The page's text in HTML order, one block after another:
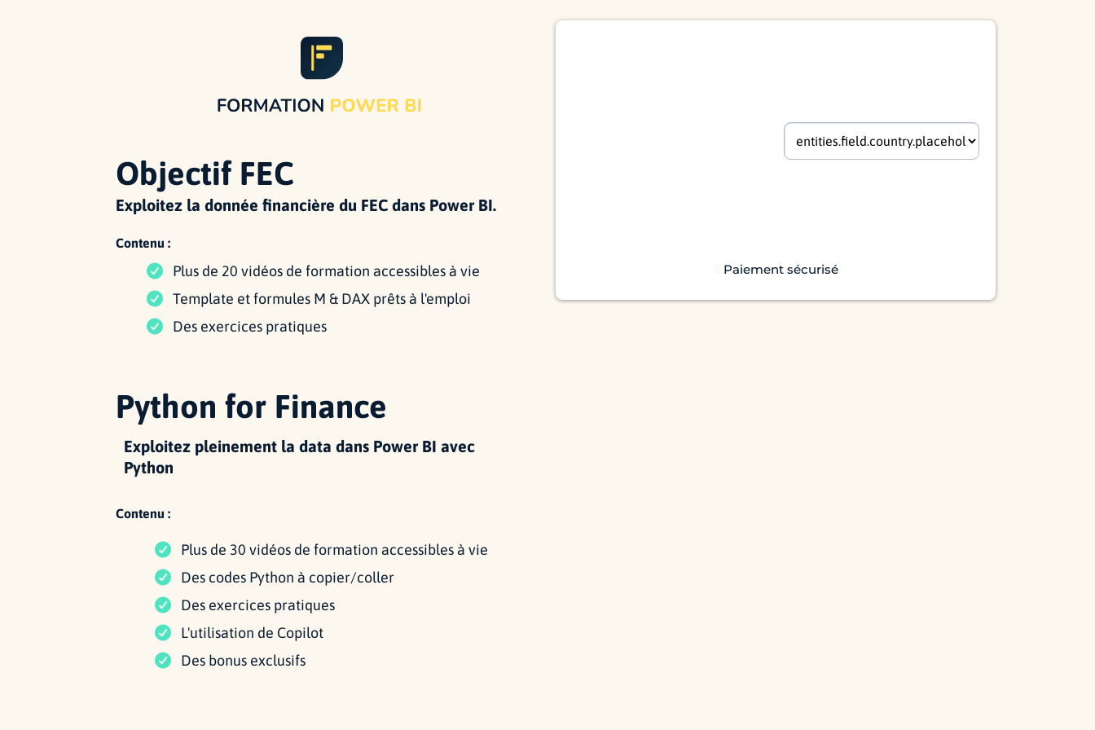
Objectif FEC
Exploitez la donnée financière du FEC dans Power BI.
Contenu :
Plus de 20 vidéos de formation accessibles à vie
Template et formules M & DAX prêts à l'emploi
Des exercices pratiques
Python for Finance
Exploitez pleinement la data dans Power BI avec
Python
Contenu :
Plus de 30 vidéos de formation accessibles à vie
Des codes Python à copier/coller
Des exercices pratiques
L'utilisation de Copilot
Des bonus exclusifs
Paiement sécurisé